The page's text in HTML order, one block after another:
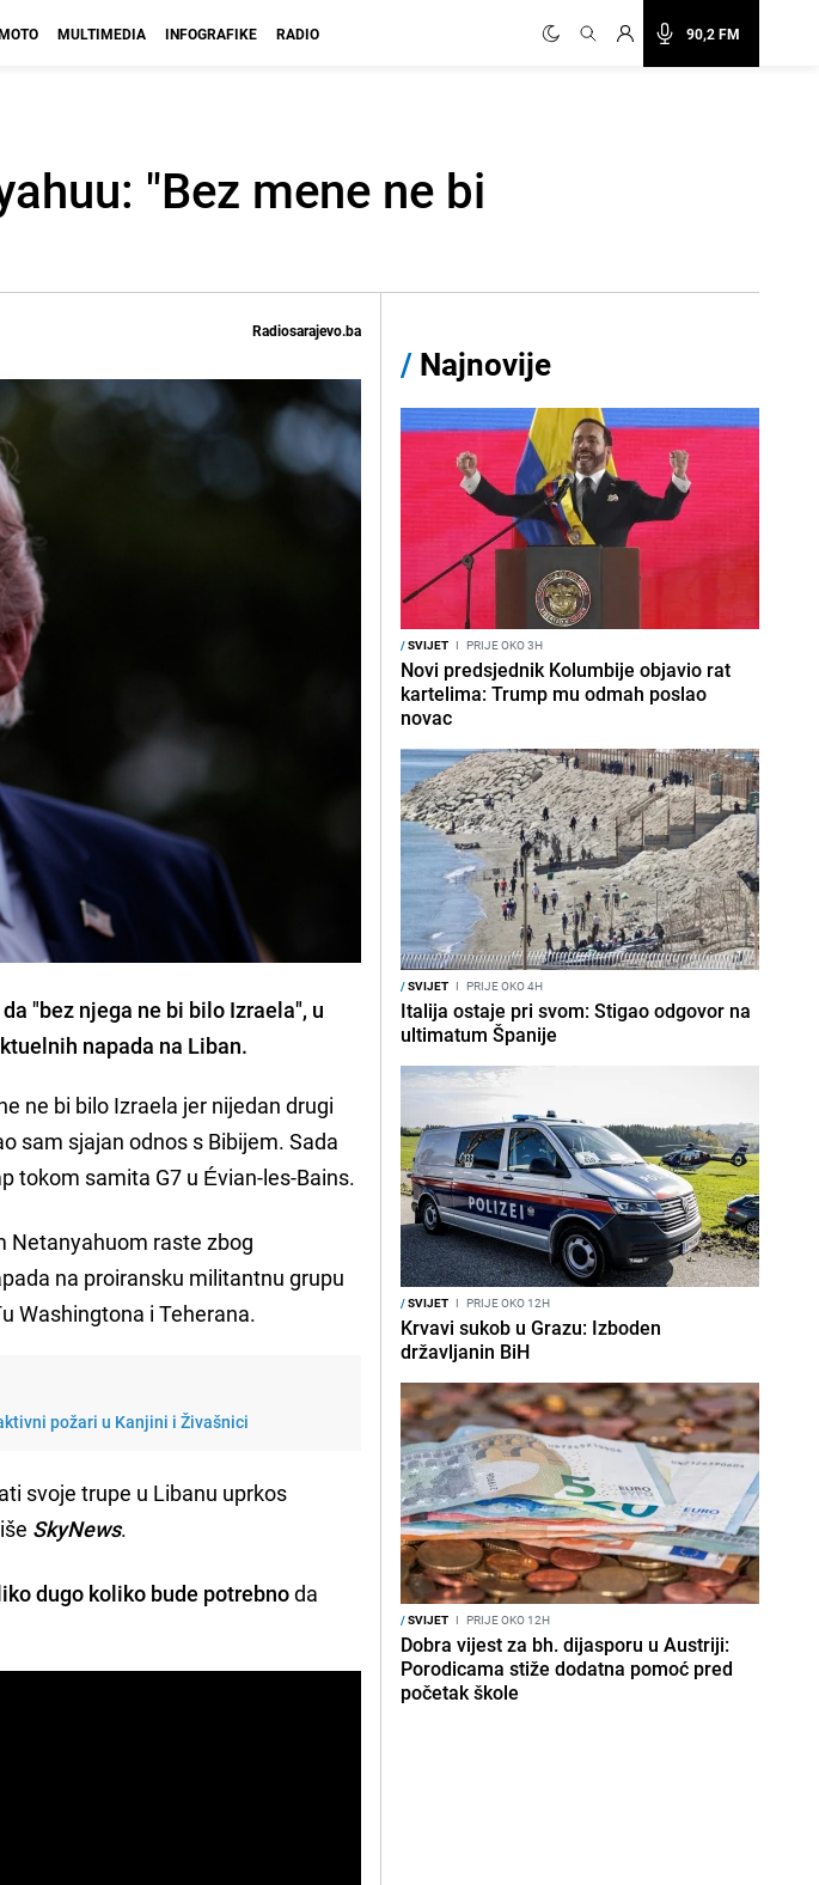
90,2 FM
MULTIMEDIA INFOGRAFIKE RADIO
"Bez mene ne bi
Radiosarajevo.ba
"bez njega ne bi bilo Izraela", u
napada na Liban.
ne bi bilo Izraela jer nijedan drugi
sam sjajan odnos s Bibijem. Sada
tokom samita G7 u Évian-les-Bains.
Netanyahuom raste zbog
na proiransku militantnu grupu
Washingtona i Teherana.
požari u Kanjini i Živašnici
svoje trupe u Libanu uprkos
SkyNews.
dugo koliko bude potrebnoda
/ Najnovije
/SVIJET I PRIJE OKO 3H
Novi predsjednik Kolumbije objavio rat
kartelima: Trump mu odmah poslao
novac
/SVIJET I PRIJE OKO 4H
Italija ostaje pri svom: Stigao odgovor na
ultimatum Španije
/SVIJET I PRIJE OKO 12H
Krvavi sukob u Grazu: Izboden
državljanin BiH
/SVIJET I PRIJE OKO 12H
Dobra vijest za bh. dijasporu u Austriji:
Porodicama stiže dodatna pomoć pred
početak škole